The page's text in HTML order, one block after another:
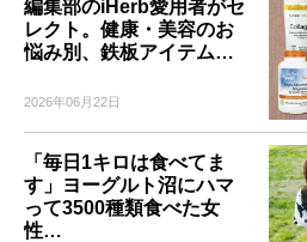
編集部のiHerb愛用者がセ
レクト。健康・美容のお
悩み別、鉄板アイテム…
2026年06月22日
「毎日1キロは食べてま
す」ヨーグルト沼にハマ
って3500種類食べた女
性…